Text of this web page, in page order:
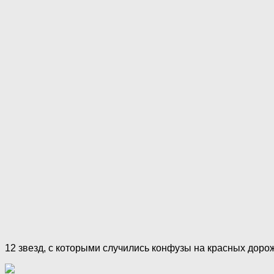
12 звезд, с которыми случились конфузы на красных